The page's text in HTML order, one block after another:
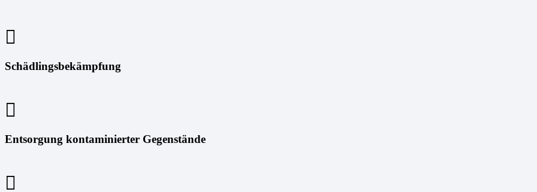
Schädlingsbekämpfung
Entsorgung kontaminierter Gegenstände